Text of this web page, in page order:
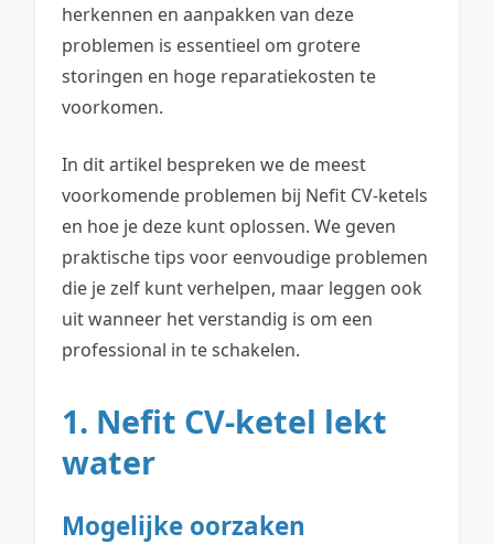
herkennen en aanpakken van deze
problemen is essentieel om grotere
storingen en hoge reparatiekosten te
voorkomen.
In dit artikel bespreken we de meest
voorkomende problemen bij Nefit CV-ketels
en hoe je deze kunt oplossen. We geven
praktische tips voor eenvoudige problemen
die je zelf kunt verhelpen, maar leggen ook
uit wanneer het verstandig is om een
professional in te schakelen.
1. Nefit CV-ketel lekt
water
Mogelijke oorzaken